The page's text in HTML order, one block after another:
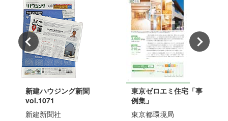
新建ハウジング新聞
vol.1071
新建新聞社
東京ゼロエミ住宅「事
例集」
東京都環境局